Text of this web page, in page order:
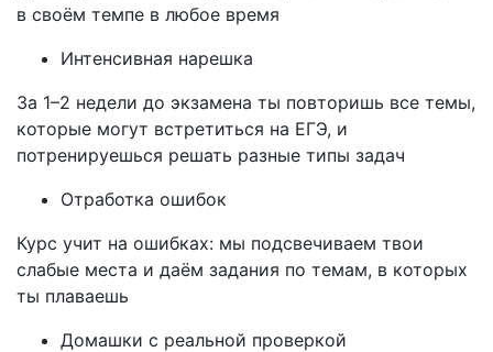
в своём темпе в любое время
Интенсивная нарешка
За 1–2 недели до экзамена ты повторишь все темы,
которые могут встретиться на ЕГЭ, и
потренируешься решать разные типы задач
Отработка ошибок
Курс учит на ошибках: мы подсвечиваем твои
слабые места и даём задания по темам, в которых
ты плаваешь
Домашки с реальной проверкой